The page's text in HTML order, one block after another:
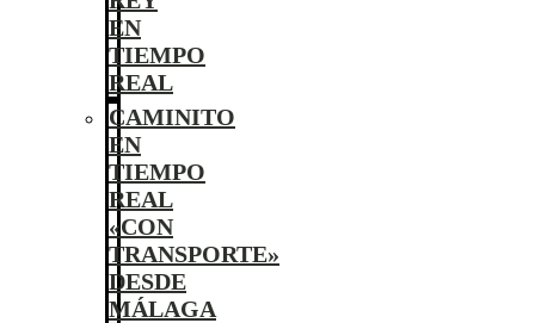
EN
TIEMPO
REAL
CAMINITO
EN
TIEMPO
REAL
«CON
TRANSPORTE»
DESDE
MÁLAGA